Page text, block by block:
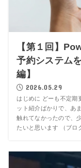
【第１回】
予約システム
編】
2026.05.29
はじめに どーも不定期
ット紹介ばかりで、あ
触れてなかったので、
たいと思います （ブロ